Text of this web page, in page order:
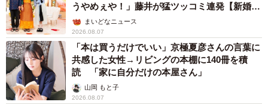
うやめぇや！」藤井が猛ツッコミ連発【新婚さ
ん】まいどなニュース
2026.08.07
「本は買うだけでいい」京極夏彦さんの言葉に
共感した女性→リビングの本棚に140冊を積
読 「家に自分だけの本屋さん」
山岡 もと子
2026.08.07